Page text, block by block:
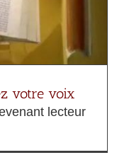
votre voix
lecteur